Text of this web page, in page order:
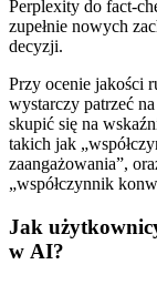
Perplexity do fact-
zupełnie nowych
decyzji.
Przy ocenie jakości
wystarczy patrzeć
skupić się na
takich jak
zaangażowania”,
„współczynnik
Jak
w AI?